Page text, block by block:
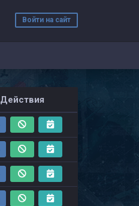
Войти на сайт
Действия